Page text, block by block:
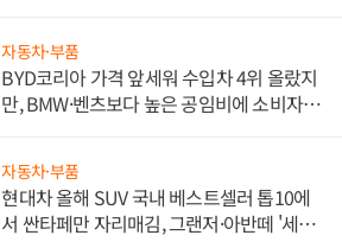
자동차·부품
BYD코리아 가격 앞세워 수입차 4위 올랐지
만, BMW·벤츠보다 높은 공임비에 소비자
자동차·부품
현대차 올해 SUV 국내 베스트셀러 톱10에
서 싼타페만 자리매김, 그랜저·아반떼 '세단